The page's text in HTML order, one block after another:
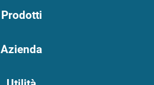
Prodotti
Azienda